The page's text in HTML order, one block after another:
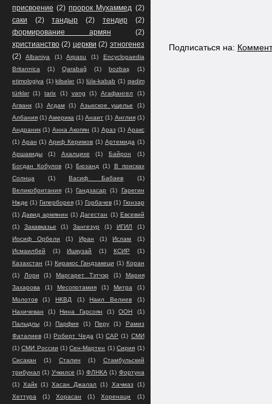
Подписаться на:
присвоение (2) пророк Мухаммед (2)
саки
(2) тандыр (2) тендир
(2)
формирование армян
(2)
христианство (2) церкви (2) этногенез
(2)
Albaniya (1) Arpasu (1)
Encyclopaedia
Britannica
(1) Qarabağ (1) bozbaş
(1)
etimologiya (1) kilsələr (1) lülə-kabab (1) qədim
türklər
(1) tarix (1) vəng (1) Агафангел
(1)
Агванк (1) Агдам (1) Азыхское ущелье
(1)
Албания (1) Америка (1) Анаит (1) Англия (1)
Андраник (1) Анна Акопян (1) Араз (1) Аракс
(1) Аран (1) Ариф Керимов (1) Артемида (1)
Аршакиды
(1) Ахалцихе (1) Байрон
(1)
Богдан Кобулов (1) Бюзанд (1)
В поисках
Солнца
(1) Васиф Бабаев
(1)
Великобритания (1) Гандзасар (1)
Гарегин
Нжде (1) Гиперборея (1) Горбачев (1) Гюнзар
(1) Давид армянин (1) Дагестан (1) Евсевий
(1)
Закавказье (1) Зангезур (1) ИГИЛ
(1)
Иосиф Орбели
(1) Иран (1) Ислам
(1)
Исмаилбей
(1) Ишкузай (1) КСИР
(1)
Казахстан (1) Киракос Гандзакеци (1) Коран
(1)
Лори (1) Маргарет Тэтчэр (1)
Мария
Захарова
(1) Месопотамия (1) Митра
(1)
Молотов
(1) НКВД (1) Наил Велиев
(1)
Нахичеван
(1) Нина Гарсоян (1) ООН
(1)
Палыдлы
(1) Парфия (1) Перу (1)
Рамиз
Фаталиев (1) Роберт Чеда (1) САР (1) СМИ
(1) СМИ России (1) Сен-Мартен (1) Сирия (1)
Сисакан
(1) Сталин (1)
Стамбульский
трибунал (1) Учкилсе (1) ФЛНКА (1) Фортуна
(1) Хайк (1) Хасан Джалал (1) Хачмаз (1)
Хеттура
(1) Хорасан (1) Хоренаци
(1)